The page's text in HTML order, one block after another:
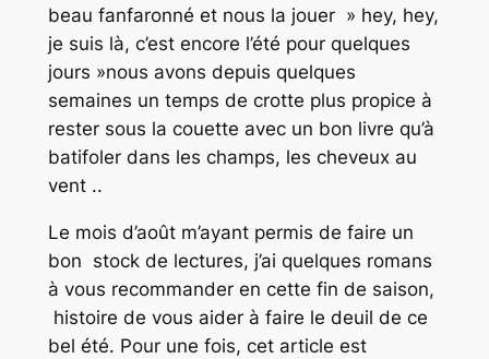
beau fanfaronné et nous la jouer » hey, hey,
je suis là, c’est encore l’été pour quelques
jours »nous avons depuis quelques
semaines un temps de crotte plus propice à
rester sous la couette avec un bon livre qu’à
batifoler dans les champs, les cheveux au
vent ..
Le mois d’août m’ayant permis de faire un
bon stock de lectures, j’ai quelques romans
à vous recommander en cette fin de saison,
histoire de vous aider à faire le deuil de ce
bel été. Pour une fois, cet article est